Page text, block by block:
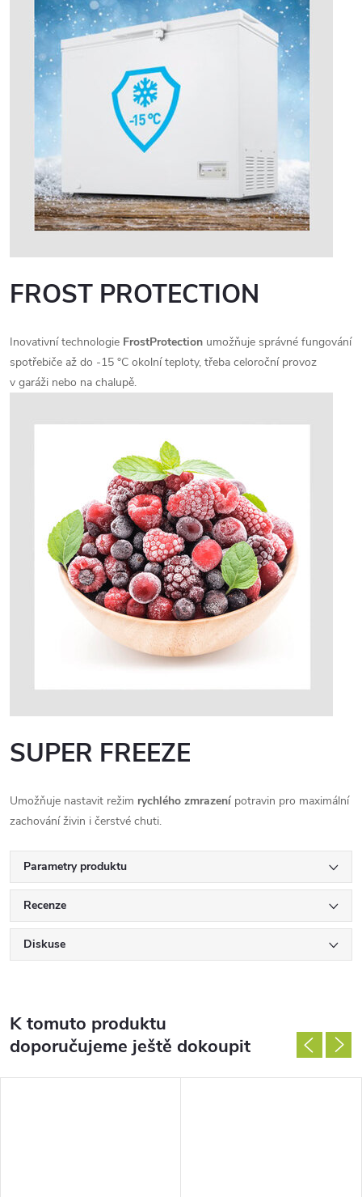
FROST PROTECTION
Inovativní technologie FrostProtection umožňuje správné fungování
spotřebiče až do -15 °C okolní teploty, třeba celoroční provoz
v garáži nebo na chalupě.
SUPER FREEZE
Umožňuje nastavit režim rychlého zmrazení potravin pro maximální
zachování živin i čerstvé chuti.
Parametry produktu
Recenze
Diskuse
K tomuto produktu
doporučujeme ještě dokoupit